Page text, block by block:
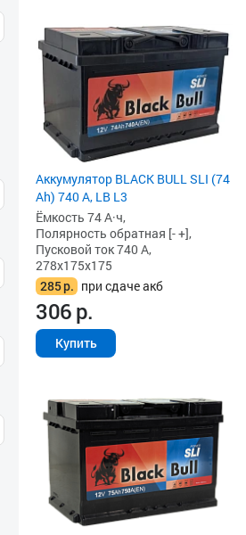
Аккумулятор BLACK BULL SLI (74
Ah) 740 А, LB L3
Ёмкость 74 А·ч,
Полярность обратная [- +],
Пусковой ток 740 А,
278x175x175
285р. при сдаче акб
306р.
Купить